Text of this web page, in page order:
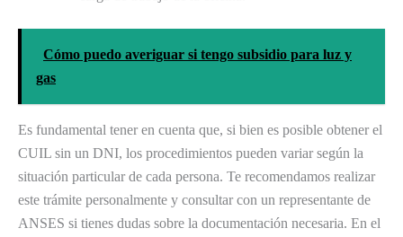
Cómo puedo averiguar si tengo subsidio para luz y
gas
Es fundamental tener en cuenta que, si bien es posible obtener el
CUIL sin un DNI, los procedimientos pueden variar según la
situación particular de cada persona. Te recomendamos realizar
este trámite personalmente y consultar con un representante de
ANSES si tienes dudas sobre la documentación necesaria. En el